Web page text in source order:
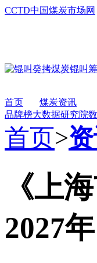
CCTD中国煤炭市场网
首页 煤炭资讯
品牌榜大数据研究院
首页>
《上
2027